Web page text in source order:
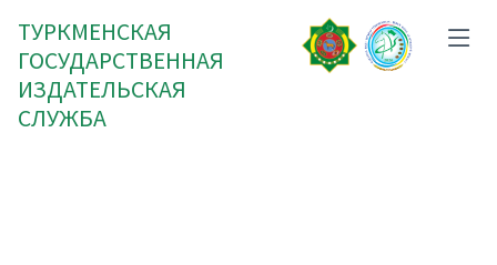
ТУРКМЕНСКАЯ
ГОСУДАРСТВЕННАЯ
ИЗДАТЕЛЬСКАЯ
СЛУЖБА